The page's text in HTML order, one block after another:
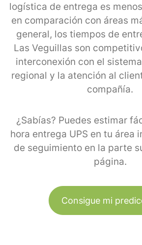
logística de entrega es
en comparación con áreas
general, los tiempos de
Las Veguillas son
interconexión con el
regional y la atención al
compañía.
¿Sabías? Puedes estimar
hora entrega UPS en tu área
de seguimiento en la parte
página.
Consigue mi